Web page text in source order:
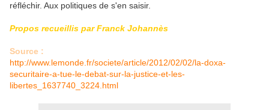
réfléchir. Aux politiques de s'en saisir.
Propos recueillis par Franck Johannès
Source :
http://www.lemonde.fr/societe/article/2012/02/02/la-doxa-
securitaire-a-tue-le-debat-sur-la-justice-et-les-
libertes_1637740_3224.html